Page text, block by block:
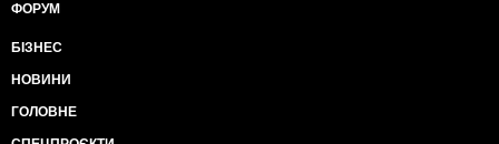
ФОРУМ
БІЗНЕС
НОВИНИ
ГОЛОВНЕ